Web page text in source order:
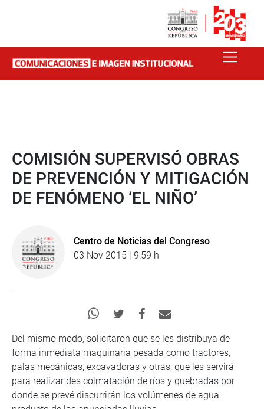
COMISIÓN SUPERVISÓ OBRAS
DE PREVENCIÓN Y MITIGACIÓN
DE FENÓMENO ‘EL NIÑO’
Centro de Noticias del Congreso
03 Nov 2015 | 9:59 h
Del mismo modo, solicitaron que se les distribuya de
forma inmediata maquinaria pesada como tractores,
palas mecánicas, excavadoras y otras, que les servirá
para realizar des colmatación de ríos y quebradas por
donde se prevé discurrirán los volúmenes de agua